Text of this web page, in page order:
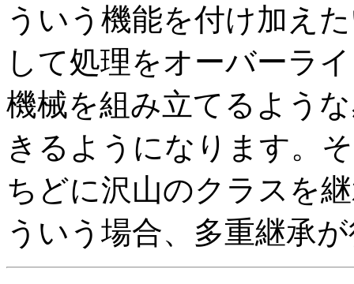
ういう機能を付け加え
して処理をオーバーラ
機械を組み立てるよう
きるようになります。
ちどに沢山のクラスを
ういう場合、多重継承